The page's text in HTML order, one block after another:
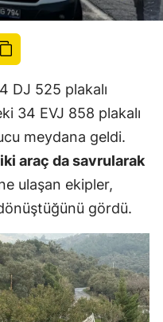
DJ 525 plakalı
34 EVJ 858 plakalı
meydana geldi.
araç da savrularak
ulaşan ekipler,
gördü.